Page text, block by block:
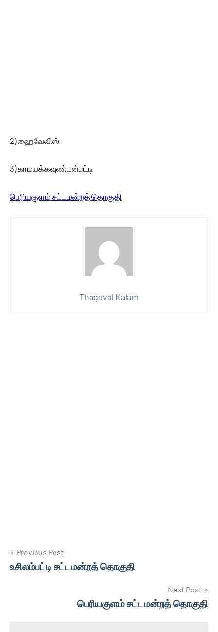
2) ஹைவேவிஸ்
3) காமயக்கவுண்டன்பட்டி
பெரியகுளம் சட்டமன்றத் தொகுதி
Thagaval Kalam
Post
navigation
Previous Post
உசிலம்பட்டி சட்டமன்றத் தொகுதி
Next Post
பெரியகுளம் சட்டமன்றத் தொகுதி